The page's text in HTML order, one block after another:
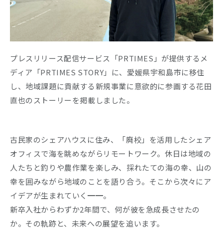
Recruit
プレスリリース配信サービス「PRTIMES」が提供するメ
ディア「PRTIMES STORY」に、愛媛県宇和島市に移住
し、地域課題に貢献する新規事業に意欲的に参画する花田
直也のストーリーを掲載しました。
古民家のシェアハウスに住み、「廃校」を活用したシェア
オフィスで海を眺めながらリモートワーク。休日は地域の
人たちと釣りや農作業を楽しみ、採れたての海の幸、山の
幸を囲みながら地域のことを語り合う。そこから次々にア
イデアが生まれていく━━。
新卒入社からわずか2年間で、何が彼を急成長させたの
か。その軌跡と、未来への展望を追います。